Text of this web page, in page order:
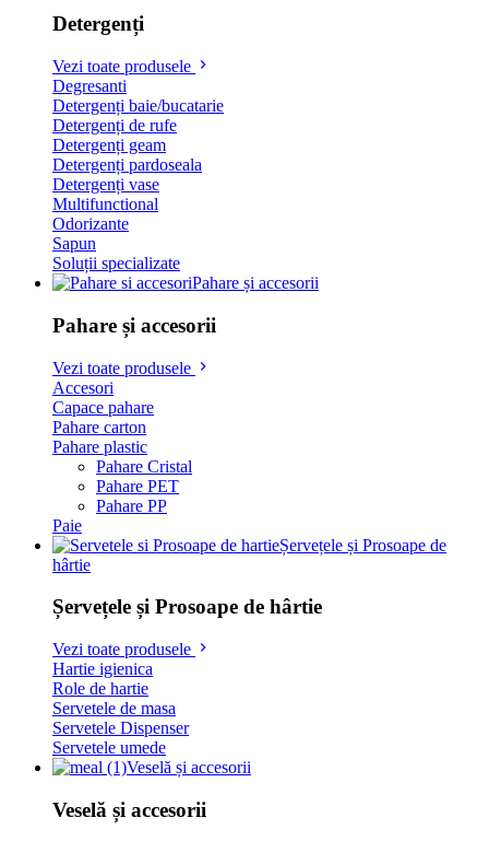
Detergenți
Vezi toate produsele
Degresanti
Detergenți baie/bucatarie
Detergenți de rufe
Detergenți geam
Detergenți pardoseala
Detergenți vase
Multifunctional
Odorizante
Sapun
Soluții specializate
Pahare și accesorii
Pahare și accesorii
Vezi toate produsele
Accesori
Capace pahare
Pahare carton
Pahare plastic
Pahare Cristal
Pahare PET
Pahare PP
Paie
Șervețele și Prosoape de
hârtie
Șervețele și Prosoape de hârtie
Vezi toate produsele
Hartie igienica
Role de hartie
Servetele de masa
Servetele Dispenser
Servetele umede
Veselă și accesorii
Veselă și accesorii